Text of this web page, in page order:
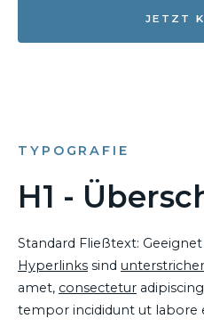
JETZT
TYPOGRAFIE
H1 -
Standard Fließtext:
Hyperlinks sind
amet, consectetur
tempor incididunt ut labore